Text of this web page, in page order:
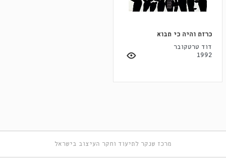
כרזת והיה כי תבוא
דוד טרטקובר
1992
מרכז שנקר לתיעוד וחקר העיצוב בישראל